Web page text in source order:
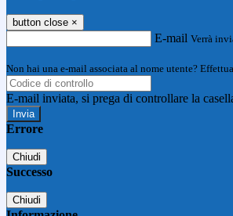
button close ×
E-mail Verrà
Non hai una e-mail associata al nome utente?
E-mail inviata, si prega di controllare la
Errore
Chiudi
Successo
Chiudi